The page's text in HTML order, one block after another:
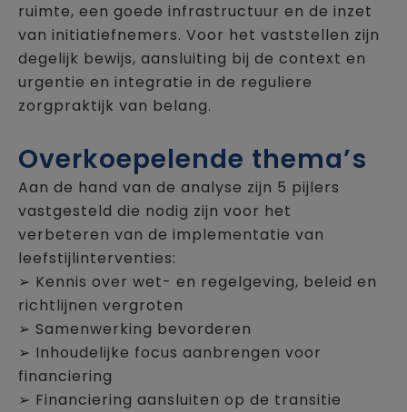
ruimte, een goede infrastructuur en de inzet
van initiatiefnemers. Voor het vaststellen zijn
degelijk bewijs, aansluiting bij de context en
urgentie en integratie in de reguliere
zorgpraktijk van belang.
Overkoepelende thema’s
Aan de hand van de analyse zijn 5 pijlers
vastgesteld die nodig zijn voor het
verbeteren van de implementatie van
leefstijlinterventies:
➢ Kennis over wet- en regelgeving, beleid en
richtlijnen vergroten
➢ Samenwerking bevorderen
➢ Inhoudelijke focus aanbrengen voor
financiering
➢ Financiering aansluiten op de transitie